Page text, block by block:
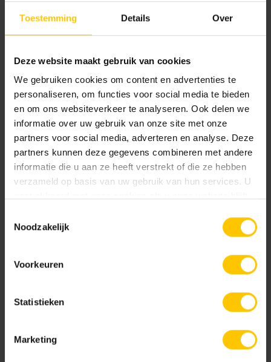
Toestemming Details Over
Deze website maakt gebruik van cookies
We gebruiken cookies om content en advertenties te
personaliseren, om functies voor social media te bieden
en om ons websiteverkeer te analyseren. Ook delen we
informatie over uw gebruik van onze site met onze
partners voor social media, adverteren en analyse. Deze
partners kunnen deze gegevens combineren met andere
informatie die u aan ze heeft verstrekt of die ze hebben
verzameld op basis van uw gebruik van hun services. U
Noodzakelijk
Voorkeuren
Statistieken
Marketing
Kleur
Standaard kleuren
Basalt Basaltina
Grijs Grijs-Graniet